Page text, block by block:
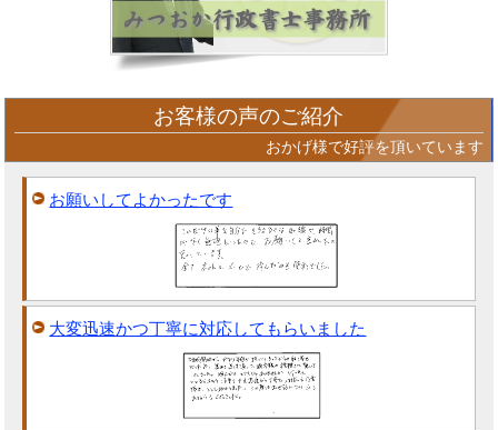
お客様の声のご紹介
おかげ様で好評を頂いています
お願いしてよかったです
大変迅速かつ丁寧に対応してもらいました